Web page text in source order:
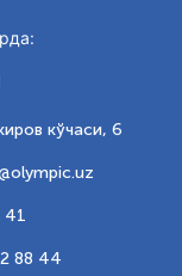
кўчаси, 6
41
88 44